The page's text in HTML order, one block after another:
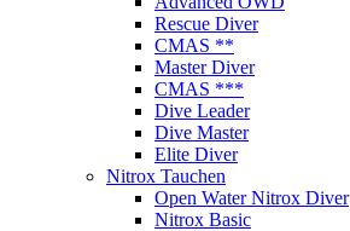
Rescue Diver
CMAS **
Master Diver
CMAS ***
Dive Leader
Dive Master
Elite Diver
Nitrox Tauchen
Open Water Nitrox Diver
Nitrox Basic